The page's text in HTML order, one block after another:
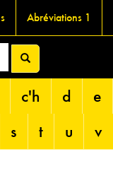
Abréviations 1
c'h d
e
s t u v